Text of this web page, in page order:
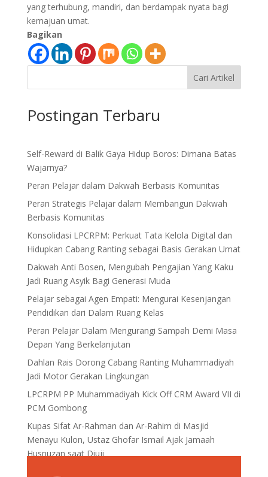
yang terhubung, mandiri, dan berdampak nyata bagi
kemajuan umat.
Bagikan
Cari Artikel
Postingan Terbaru
Self-Reward di Balik Gaya Hidup Boros: Dimana Batas
Wajarnya?
Peran Pelajar dalam Dakwah Berbasis Komunitas
Peran Strategis Pelajar dalam Membangun Dakwah
Berbasis Komunitas
Konsolidasi LPCRPM: Perkuat Tata Kelola Digital dan
Hidupkan Cabang Ranting sebagai Basis Gerakan Umat
Dakwah Anti Bosen, Mengubah Pengajian Yang Kaku
Jadi Ruang Asyik Bagi Generasi Muda
Pelajar sebagai Agen Empati: Mengurai Kesenjangan
Pendidikan dari Dalam Ruang Kelas
Peran Pelajar Dalam Mengurangi Sampah Demi Masa
Depan Yang Berkelanjutan
Dahlan Rais Dorong Cabang Ranting Muhammadiyah
Jadi Motor Gerakan Lingkungan
LPCRPM PP Muhammadiyah Kick Off CRM Award VII di
PCM Gombong
Kupas Sifat Ar-Rahman dan Ar-Rahim di Masjid
Menayu Kulon, Ustaz Ghofar Ismail Ajak Jamaah
Husnuzan saat Diuji